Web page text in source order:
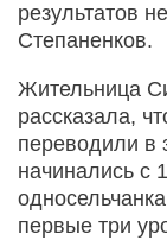
результатов
Степаненков.
Жительница
рассказала,
переводили в
начинались с
первые три